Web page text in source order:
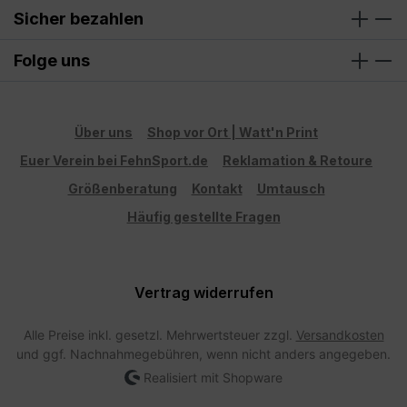
Sicher bezahlen
Folge uns
Über uns
Shop vor Ort | Watt'n Print
Euer Verein bei FehnSport.de
Reklamation & Retoure
Größenberatung
Kontakt
Umtausch
Häufig gestellte Fragen
Vertrag widerrufen
Alle Preise inkl. gesetzl. Mehrwertsteuer zzgl. Versandkosten
und ggf. Nachnahmegebühren, wenn nicht anders angegeben.
Realisiert mit Shopware